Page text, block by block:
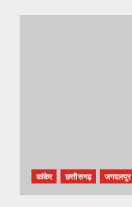
कांकेर छत्तीसगढ़ जगदलपुर